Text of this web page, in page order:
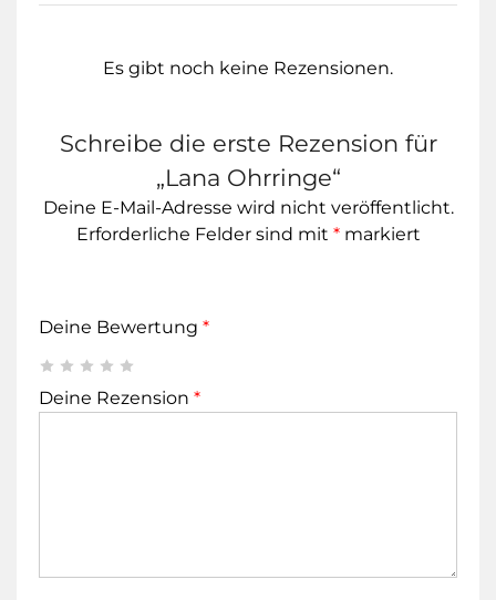
Es gibt noch keine Rezensionen.
Schreibe die erste Rezension für
„Lana Ohrringe“
Deine E-Mail-Adresse wird nicht veröffentlicht.
Erforderliche Felder sind mit *markiert
Deine Bewertung *
Deine Rezension *